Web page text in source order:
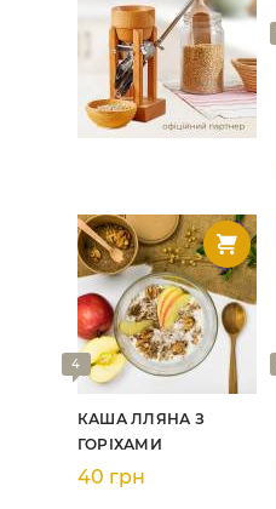
4
КАША ЛЛЯНА З
ГОРІХАМИ
40 грн